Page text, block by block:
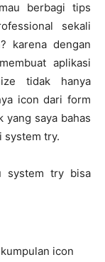
berbagi tips
sekali
karena dengan
aplikasi
tidak hanya
icon dari form
yang saya bahas
system try.
system try bisa
icon